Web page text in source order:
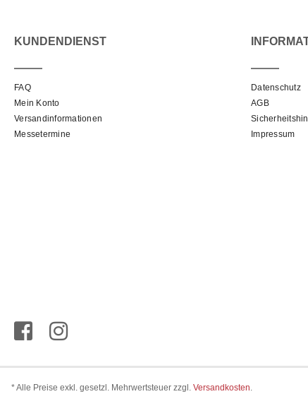
KUNDENDIENST
FAQ
Mein Konto
Versandinformationen
Messetermine
Datenschutz
AGB
Impressum
* Alle Preise exkl. gesetzl. Mehrwertsteuer zzgl. Versandkosten.